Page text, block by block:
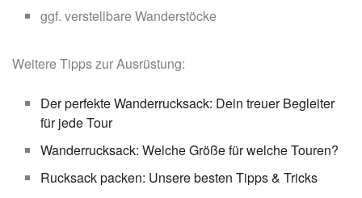
ggf. verstellbare Wanderstöcke
Weitere Tipps zur Ausrüstung:
Der perfekte Wanderrucksack: Dein treuer Begleiter
für jede Tour
Wanderrucksack: Welche Größe für welche Touren?
Rucksack packen: Unsere besten Tipps & Tricks